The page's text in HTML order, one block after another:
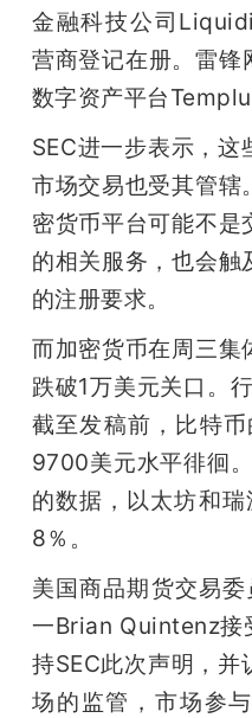
金融科技公司
营商登记在册。雷锋
数字资产平台
SEC进一步表示，
市场交易也受其管辖
密货币平台可能不
的相关服务，也会
的注册要求。
而加密货币在周三集
跌破1万美元关口。
截至发稿前，比特
9700美元水平徘徊
的数据，以太坊和
8％。
美国商品期货交易
一Brian Quintenz接
持SEC此次声明，
场的监管，市场参